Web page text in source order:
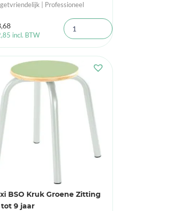
| Professioneel
incl. BTW
BSO Kruk Groene Zitting
tot 9 jaar